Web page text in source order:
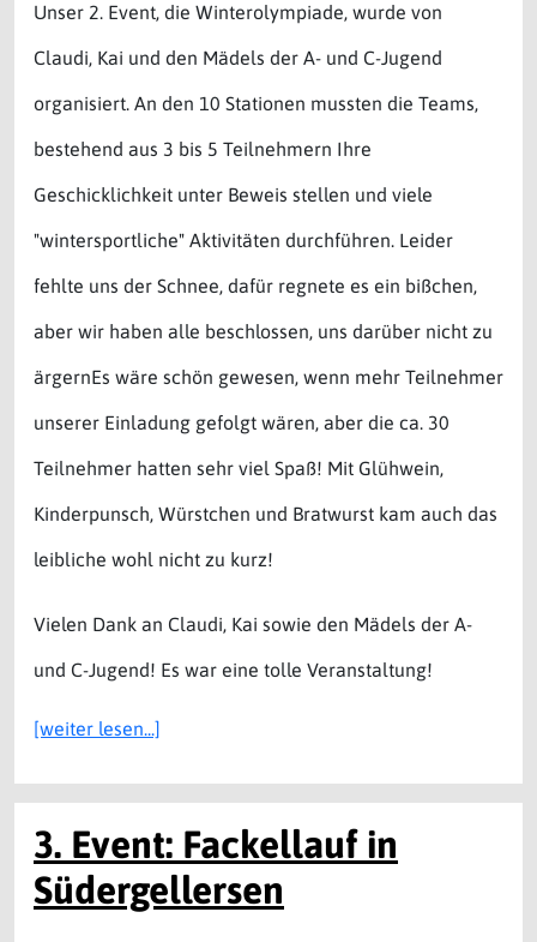
Unser 2. Event, die Winterolympiade, wurde von
Claudi, Kai und den Mädels der A- und C-Jugend
organisiert. An den 10 Stationen mussten die Teams,
bestehend aus 3 bis 5 Teilnehmern Ihre
Geschicklichkeit unter Beweis stellen und viele
"wintersportliche" Aktivitäten durchführen. Leider
fehlte uns der Schnee, dafür regnete es ein bißchen,
aber wir haben alle beschlossen, uns darüber nicht zu
ärgernEs wäre schön gewesen, wenn mehr Teilnehmer
unserer Einladung gefolgt wären, aber die ca. 30
Teilnehmer hatten sehr viel Spaß! Mit Glühwein,
Kinderpunsch, Würstchen und Bratwurst kam auch das
leibliche wohl nicht zu kurz!
Vielen Dank an Claudi, Kai sowie den Mädels der A-
und C-Jugend! Es war eine tolle Veranstaltung!
[weiter lesen...]
3. Event: Fackellauf in
Südergellersen